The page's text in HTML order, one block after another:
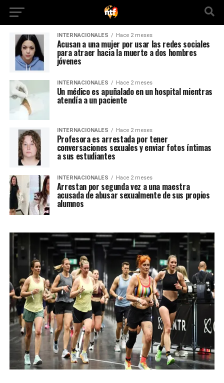
INTERNACIONALES Hace 2 meses
Acusan a una mujer por usar las redes sociales
para atraer hacia la muerte a dos hombres
jóvenes
INTERNACIONALES Hace 2 meses
Un médico es apuñalado en un hospital mientras
atendía a un paciente
INTERNACIONALES Hace 2 meses
Profesora es arrestada por tener
conversaciones sexuales y enviar fotos íntimas
a sus estudiantes
INTERNACIONALES Hace 2 meses
Arrestan por segunda vez a una maestra
acusada de abusar sexualmente de sus propios
alumnos